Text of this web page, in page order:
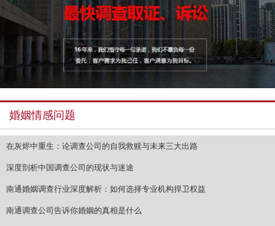
婚姻情感问题
在灰烬中重生：论调查公司的自我救赎与未来三大出路
深度剖析中国调查公司的现状与迷途
南通婚姻调查行业深度解析：如何选择专业机构捍卫权益
南通调查公司告诉你婚姻的真相是什么